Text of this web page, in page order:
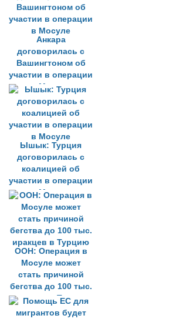
Анкара
договорилась с
Вашингтоном об
участии в операции
в Мосуле
Ышык: Турция
договорилась с
коалицией об
участии в операции
в Мосуле
ООН: Операция в
Мосуле может
стать причиной
бегства до 100 тыс.
иракцев в Турцию